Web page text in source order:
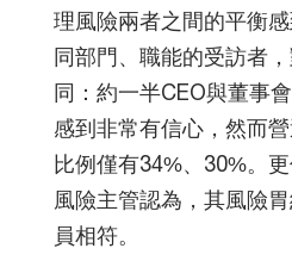
理風險兩者之間的平衡
同部門、職能的受訪者
同：約一半CEO與董事
感到非常有信心，然而
比例僅有34%、30%。
風險主管認為，其風險
員相符。